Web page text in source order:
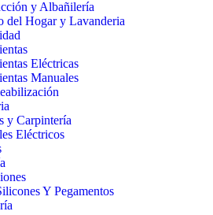
y Albañilería
del Hogar y Lavanderia
Eléctricas
Manuales
y Carpintería
Eléctricos
Y Pegamentos